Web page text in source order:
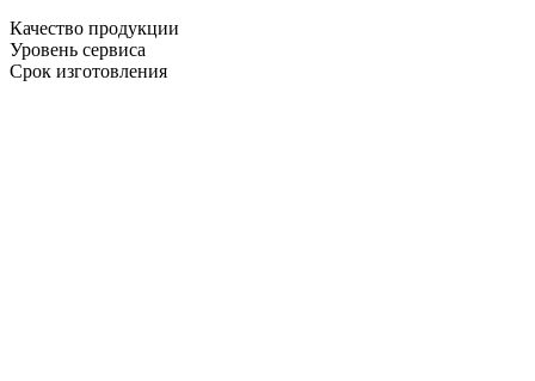
Качество продукции
Уровень сервиса
Срок изготовления